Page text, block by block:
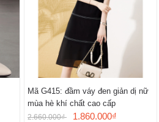
Mã G415: đầm váy đen giản dị nữ
mùa hè khí chất cao cấp
2.660.000₫ 1.860.000₫